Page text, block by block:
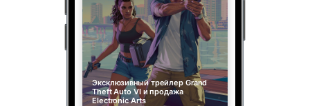
Эксклюзивный трейлер Grand
Theft Auto VI и продажа
Electronic Arts